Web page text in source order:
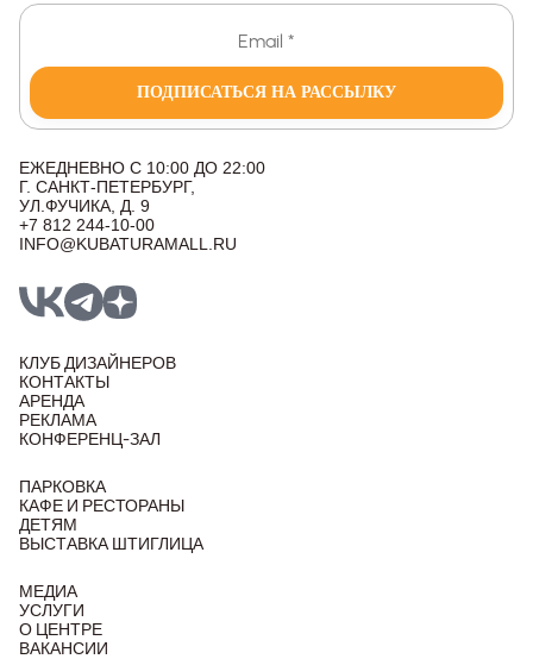
ПОДПИСАТЬСЯ НА РАССЫЛКУ
ЕЖЕДНЕВНО С 10:00 ДО 22:00
Г. САНКТ-ПЕТЕРБУРГ,
УЛ.ФУЧИКА, Д. 9
+7 812 244-10-00
INFO@KUBATURAMALL.RU
КЛУБ ДИЗАЙНЕРОВ
КОНТАКТЫ
АРЕНДА
РЕКЛАМА
КОНФЕРЕНЦ-ЗАЛ
ПАРКОВКА
КАФЕ И РЕСТОРАНЫ
ДЕТЯМ
ВЫСТАВКА ШТИГЛИЦА
МЕДИА
УСЛУГИ
О ЦЕНТРЕ
ВАКАНСИИ